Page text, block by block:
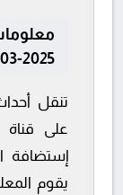
2025-03-16
تنقل
إستضافة
يقوم